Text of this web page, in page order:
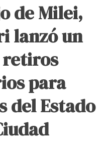
de Milei,
lanzó un
retiros
para
del Estado